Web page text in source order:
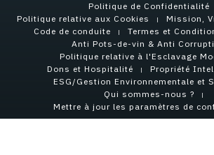
Politique de Confidentialité
Politique relative aux Cookies
Mission,
Code de conduite
Termes et
Anti Pots-de-vin & Anti
Politique relative à l'Esclavage
Dons et Hospitalité
Propriété
ESG/Gestion Environnementale et
Qui sommes-nous ?
Mettre à jour les paramètres de